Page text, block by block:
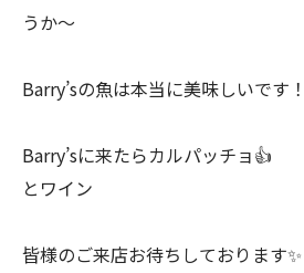
うか～
Barry’sの魚は本当に美味しいです
Barry’sに来たらカルパッチョ👍
とワイン
皆様のご来店お待ちしております✨